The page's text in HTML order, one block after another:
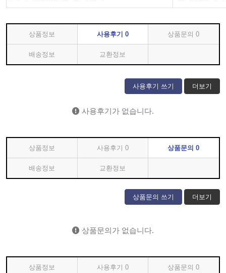
상품정보 사용후기 0 상품문의0
배송정보 교환정보
사용후기 쓰기 더보기
사용후기가 없습니다.
상품정보 사용후기 0 상품문의0
배송정보 교환정보
상품문의 쓰기 더보기
상품문의가 없습니다.
상품정보 사용후기 0 상품문의0